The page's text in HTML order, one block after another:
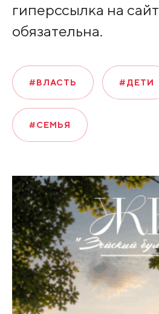
гиперссылка на сайт
обязательна.
#ВЛАСТЬ #ДЕТИ
#СЕМЬЯ